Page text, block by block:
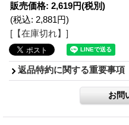
販売価格: 2,619円(税別)
(税込: 2,881円)
[【在庫切れ】]
返品特約に関する重要事項